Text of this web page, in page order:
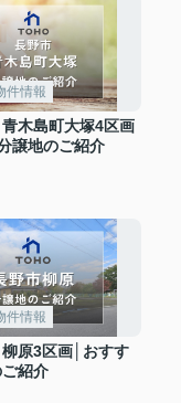
件情報
青木島町大塚4区画
譲地のご紹介
件情報
柳原3区画│おすす
紹介